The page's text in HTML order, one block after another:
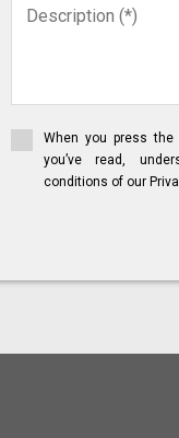
When you press the
you’ve read,
conditions of our